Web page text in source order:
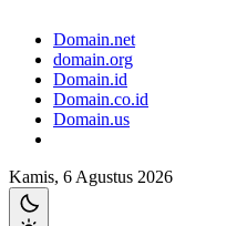
Domain.net
domain.org
Domain.id
Domain.co.id
Domain.us
Kamis, 6 Agustus 2026